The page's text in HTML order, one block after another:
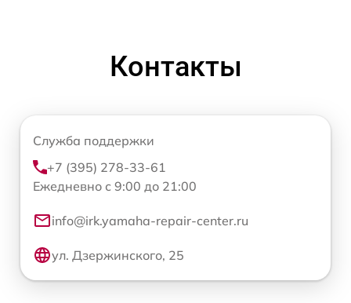
Контакты
Служба поддержки
+7 (395) 278-33-61
Ежедневно с 9:00 до 21:00
info@irk.yamaha-repair-center.ru
ул. Дзержинского, 25